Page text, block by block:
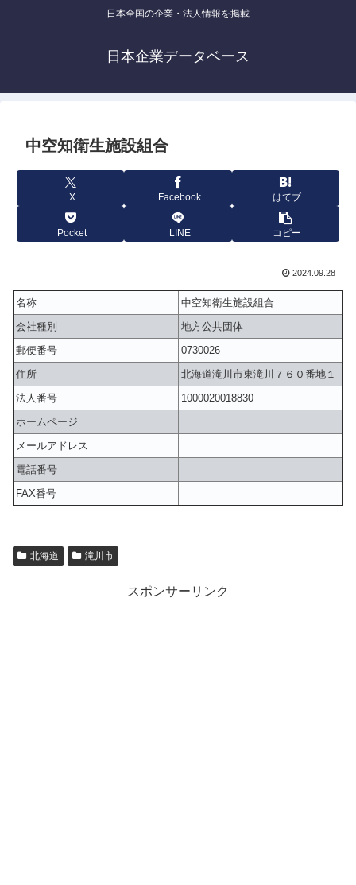
日本全国の企業・法人情報を掲載
日本企業データベース
中空知衛生施設組合
X Facebook はてブ
Pocket LINE コピー
2024.09.28
名称
中空知衛生施設組合
会社種別
地方公共団体
郵便番号
0730026
住所
北海道滝川市東滝川７６０番地１
法人番号
1000020018830
ホームページ
メールアドレス
電話番号
FAX番号
北海道 滝川市
スポンサーリンク